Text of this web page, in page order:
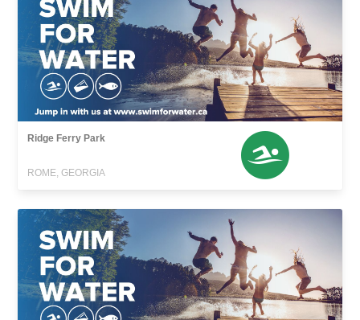
Ridge Ferry Park
ROME, GEORGIA